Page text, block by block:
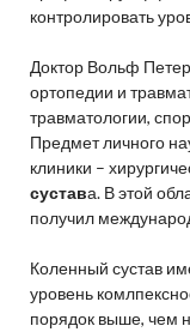
контролировать
Доктор Вольф
ортопедии и
травматологии,
Предмет личного
клиники –
сустава. В этой
получил
Коленный сустав
уровень
порядок выше, чем